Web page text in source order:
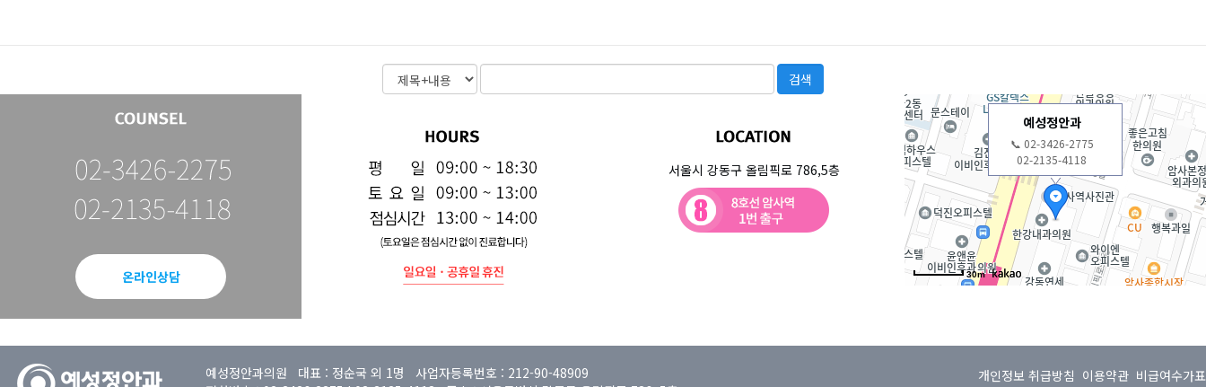
온라인상담
서울시 강동구 올림픽로 786,5층
예성정안과
📞 02-3426-2775
02-2135-4118
30m
예성정안과의원 대표 : 정순국 외 1명 사업자등록번호 : 212-90-48909
개인정보 취급방침 이용약관 비급여수가표